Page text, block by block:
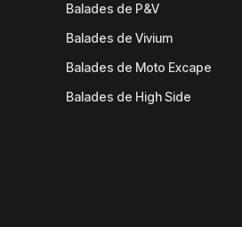
Balades de P&V
Balades de Vivium
Balades de Moto Excape
Balades de High Side